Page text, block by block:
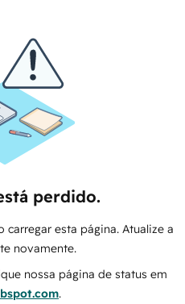
perdido.
esta página. Atualize a
novamente.
nossa página de status em
.